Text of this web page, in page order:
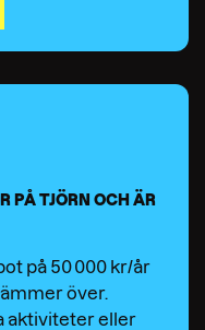
PÅ TJÖRN OCH ÄR
på 50 000 kr/år
över.
aktiviteter eller